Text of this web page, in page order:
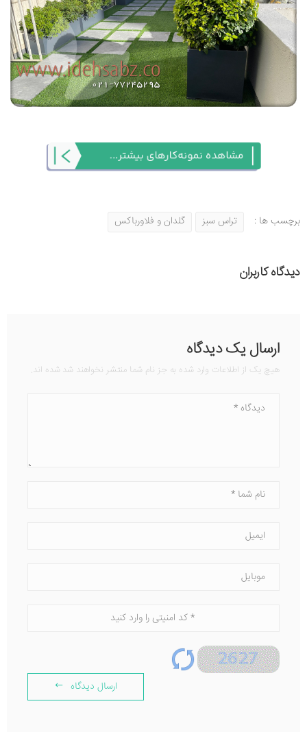
برچسب ها : تراس سبز گلدان و فلاورباکس
دیدگاه کاربران
ارسال یک دیدگاه
هیچ یک از اطلاعات وارد شده به جز نام شما منتشر نخواهند شد شده اند.
ارسال دیدگاه